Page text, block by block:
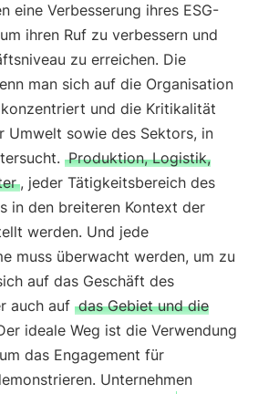
eine Verbesserung ihres ESG-
ihren Ruf zu verbessern und
zu erreichen. Die
man sich auf die Organisation
und die Kritikalität
Umwelt sowie des Sektors, in
Produktion, Logistik,
, jeder Tätigkeitsbereich des
in den breiteren Kontext der
werden. Und jede
muss überwacht werden, um zu
auf das Geschäft des
auch auf das Gebiet und die
ideale Weg ist die Verwendung
das Engagement für
Unternehmen